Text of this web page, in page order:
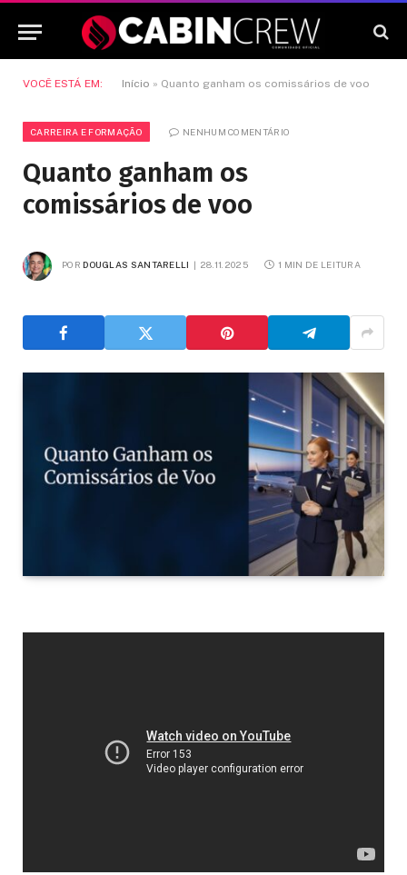
VOCÊ ESTÁ EM: Início » Quanto ganham os comissários de voo
CARREIRA E FORMAÇÃO NENHUM COMENTÁRIO
Quanto ganham os
comissários de voo
POR DOUGLAS SANTARELLI 28.11.2025 1 MIN DE LEITURA